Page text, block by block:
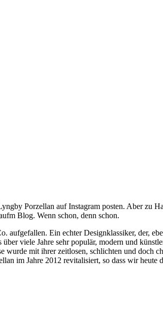
Porzellan auf Instagram posten. Aber zu
Blog. Wenn schon, denn schon.
Ein echter Designklassiker, der,
viele Jahre sehr populär, modern und
mit ihrer zeitlosen, schlichten und doch
im Jahre 2012 revitalisiert, so dass wir heute